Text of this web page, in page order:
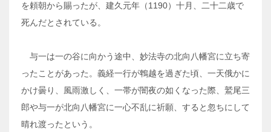
を頼朝から賜ったが、建久元年（1190）十月、二十二歳で
死んだとされている。
与一は一の谷に向かう途中、妙法寺の北向八幡宮に立ち寄
ったことがあった。義経一行が鵯越を過ぎた頃、一天俄かに
かけ曇り、風雨激しく、一帯が闇夜の如くなった際、鷲尾三
郎や与一が北向八幡宮に一心不乱に祈願、すると忽ちにして
晴れ渡ったという。